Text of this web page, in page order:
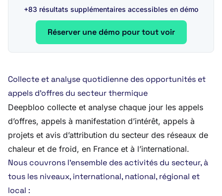
+83 résultats supplémentaires accessibles en démo
Réserver une démo pour tout voir
Collecte et analyse quotidienne des opportunités et
appels d’offres du secteur thermique
Deepbloo collecte et analyse chaque jour les appels
d’offres, appels à manifestation d’intérêt, appels à
projets et avis d’attribution du secteur des réseaux de
chaleur et de froid, en France et à l’international.
Nous couvrons l’ensemble des activités du secteur, à
tous les niveaux, international, national, régional et
local :